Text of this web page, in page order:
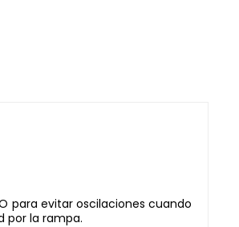
para evitar oscilaciones cuando
por la rampa.